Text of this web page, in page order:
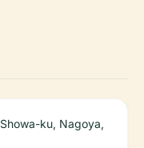
ku, Nagoya,